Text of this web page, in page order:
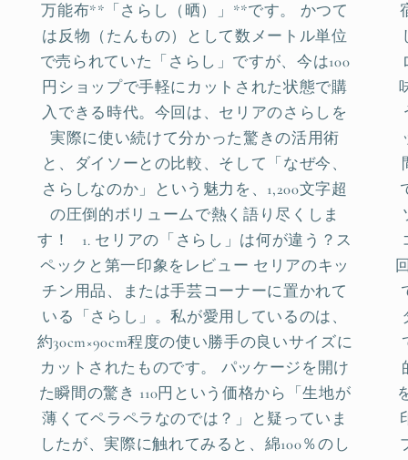
万能布**「さらし（晒）」**です。 かつて
は反物（たんもの）として数メートル単位
で売られていた「さらし」ですが、今は100
円ショップで手軽にカットされた状態で購
入できる時代。今回は、セリアのさらしを
実際に使い続けて分かった驚きの活用術
と、ダイソーとの比較、そして「なぜ今、
さらしなのか」という魅力を、1,200文字超
の圧倒的ボリュームで熱く語り尽くしま
す！ 1. セリアの「さらし」は何が違う？ス
ペックと第一印象をレビュー セリアのキッ
チン用品、または手芸コーナーに置かれて
いる「さらし」。私が愛用しているのは、
約30cm×90cm程度の使い勝手の良いサイズに
カットされたものです。 パッケージを開け
た瞬間の驚き 110円という価格から「生地が
薄くてペラペラなのでは？」と疑っていま
したが、実際に触れてみると、綿100％のし